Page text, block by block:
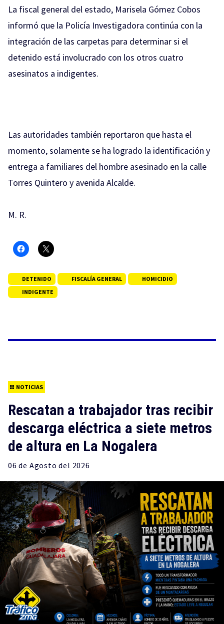
La fiscal general del estado, Marisela Gómez Cobos
informó que la Policía Investigadora continúa con la
integración de las carpetas para determinar si el
detenido está involucrado con los otros cuatro
asesinatos a indigentes.
Las autoridades también reportaron que hasta el
momento, solamente se ha logrado la identificación y
entrega a familiares del hombre asesinado en la calle
Torres Quintero y avenida Alcalde.
M. R.
DETENIDO FISCALÍA GENERAL
HOMICIDIO
INDIGENTE
NOTICIAS
Rescatan a trabajador tras recibir
descarga eléctrica a siete metros
de altura en La Nogalera
06 de Agosto del 2026